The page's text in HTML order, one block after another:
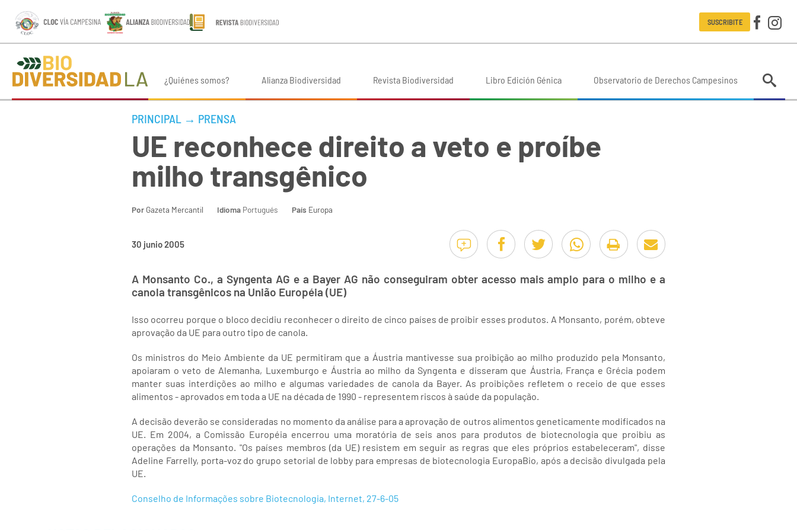
SUSCRIBITE
¿Quiénes somos? Alianza Biodiversidad Revista Biodiversidad Libro Edición Génica Observatorio de Derechos Campesinos
PRINCIPAL → PRENSA
UE reconhece direito a veto e proíbe
milho transgênico
Por Gazeta Mercantil Idioma Portugués País Europa
30 junio 2005
A Monsanto Co., a Syngenta AG e a Bayer AG não conseguiram obter acesso mais amplo para o milho e a
canola transgênicos na União Européia (UE)
Isso ocorreu porque o bloco decidiu reconhecer o direito de cinco países de proibir esses produtos. A Monsanto, porém, obteve
aprovação da UE para outro tipo de canola.
Os ministros do Meio Ambiente da UE permitiram que a Áustria mantivesse sua proibição ao milho produzido pela Monsanto,
apoiaram o veto de Alemanha, Luxemburgo e Áustria ao milho da Syngenta e disseram que Áustria, França e Grécia podem
manter suas interdições ao milho e algumas variedades de canola da Bayer. As proibições refletem o receio de que esses
alimentos - aprovados em toda a UE na década de 1990 - representem riscos à saúde da população.
A decisão deverão se consideradas no momento da análise para a aprovação de outros alimentos geneticamente modificados na
UE. Em 2004, a Comissão Européia encerrou uma moratória de seis anos para produtos de biotecnologia que proibiu as
operações da Monsanto. "Os países membros (da UE) resistem em seguir as regras que eles próprios estabeleceram", disse
Adeline Farrelly, porta-voz do grupo setorial de lobby para empresas de biotecnologia EuropaBio, após a decisão divulgada pela
UE.
Conselho de Informações sobre Biotecnologia, Internet, 27-6-05